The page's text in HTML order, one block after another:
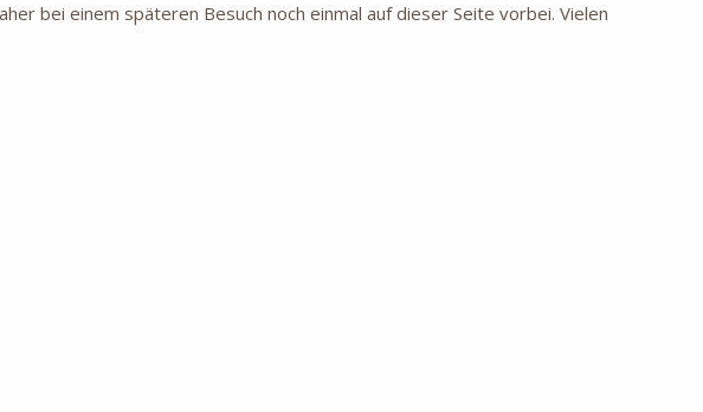
bei einem späteren Besuch noch einmal auf dieser Seite vorbei. Vielen